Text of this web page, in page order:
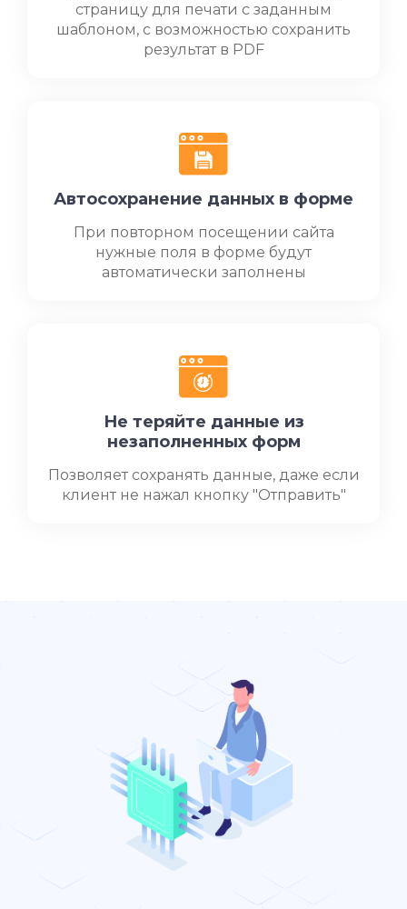
страницу для печати с заданным
шаблоном, с возможностью сохранить
результат в PDF
Автосохранение данных в форме
При повторном посещении сайта
нужные поля в форме будут
автоматически заполнены
Не теряйте данные из
незаполненных форм
Позволяет сохранять данные, даже если
клиент не нажал кнопку "Отправить"